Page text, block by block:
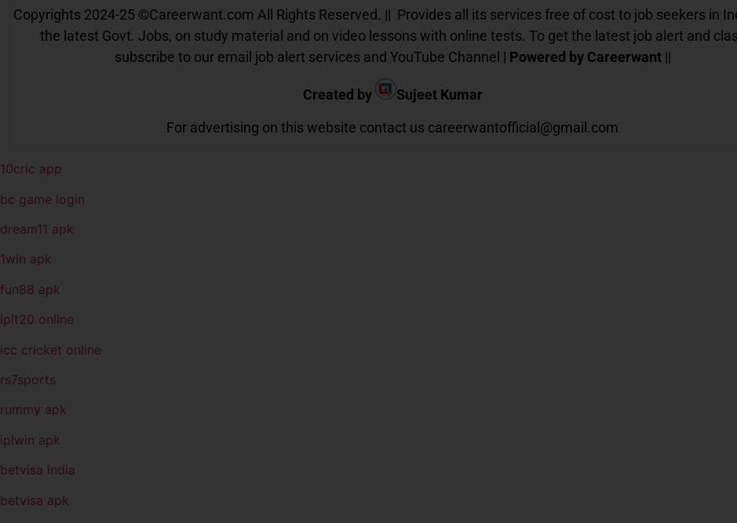
Copyrights 2024-25 ©Careerwant.com All Rights Reserved. || Provides all its services free of cost to job seekers in
the latest Govt. Jobs, on study material and on video lessons with online tests. To get the latest job alert and
subscribe to our email job alert services and YouTube Channel | Powered by Careerwant||
Created by
Sujeet Kumar
For advertising on this website contact us careerwantofficial@gmail.com
10cric app
bc game login
dream11 apk
1win apk
fun88 apk
iplt20 online
icc cricket online
rs7sports
rummy apk
iplwin apk
betvisa india
betvisa apk